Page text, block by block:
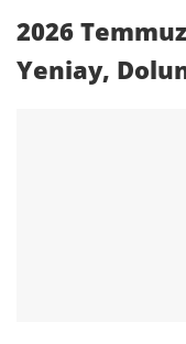
2026
Yeniay,